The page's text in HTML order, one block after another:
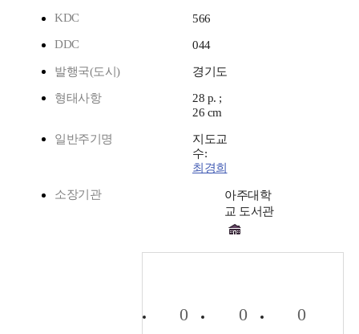
KDC
566
DDC
044
발행국(도시) 경기도
형태사항
28 p. ;
26 cm
일반주기명
지도교
수:
최경희
소장기관
아주대학
교 도서관
0 0 0